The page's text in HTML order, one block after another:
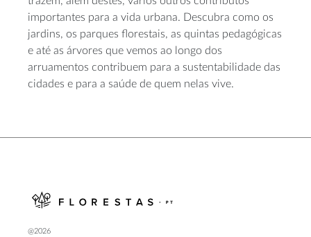
importantes para a vida urbana. Descubra como os
jardins, os parques florestais, as quintas pedagógicas
e até as árvores que vemos ao longo dos
arruamentos contribuem para a sustentabilidade das
cidades e para a saúde de quem nelas vive.
@2026